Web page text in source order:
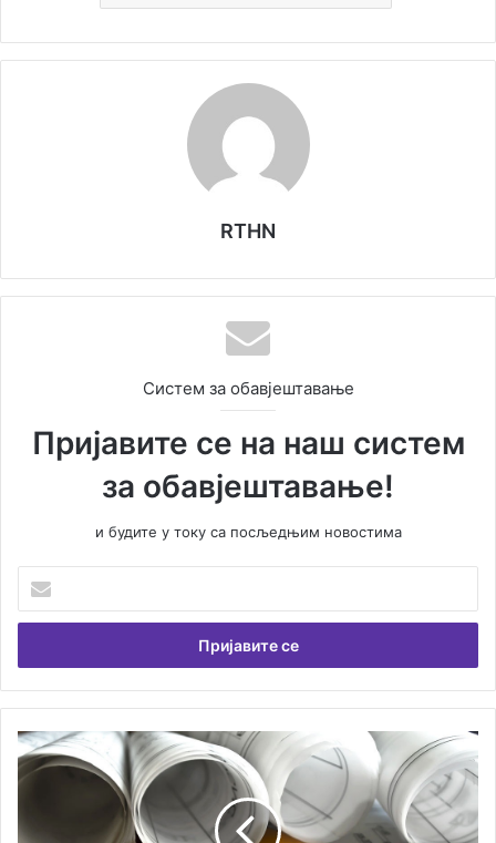
RTHN
Систем за обавјештавање
Пријавите се на наш систем
за обавјештавање!
и будите у току са посљедњим новостима
е
и
т
В
а
ш
е
П
р
е
л